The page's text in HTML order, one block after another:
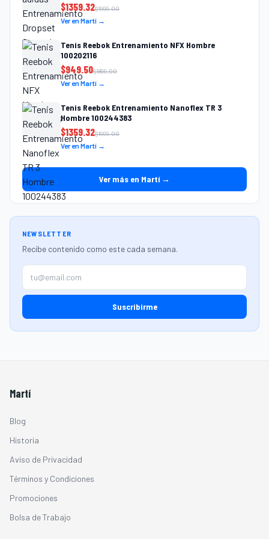
$1359.32$1999.00
Ver en Martí →
Tenis Reebok Entrenamiento NFX Hombre
100202116
$949.50$1899.00
Ver en Martí →
Tenis Reebok Entrenamiento Nanoflex TR 3
Hombre 100244383
$1359.32$1999.00
Ver en Martí →
Ver más en Martí →
NEWSLETTER
Recibe contenido como este cada semana.
Suscribirme
Martí
Blog
Historia
Aviso de Privacidad
Términos y Condiciones
Promociones
Bolsa de Trabajo